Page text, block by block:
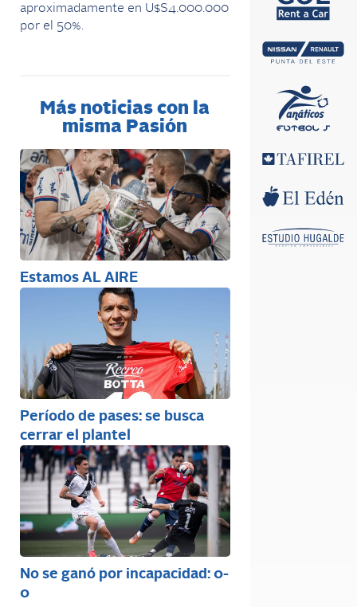
aproximadamente en U$S4.000.000
por el 50%.
Más noticias con la
misma Pasión
Estamos AL AIRE
Período de pases: se busca
cerrar el plantel
No se ganó por incapacidad: 0-
0